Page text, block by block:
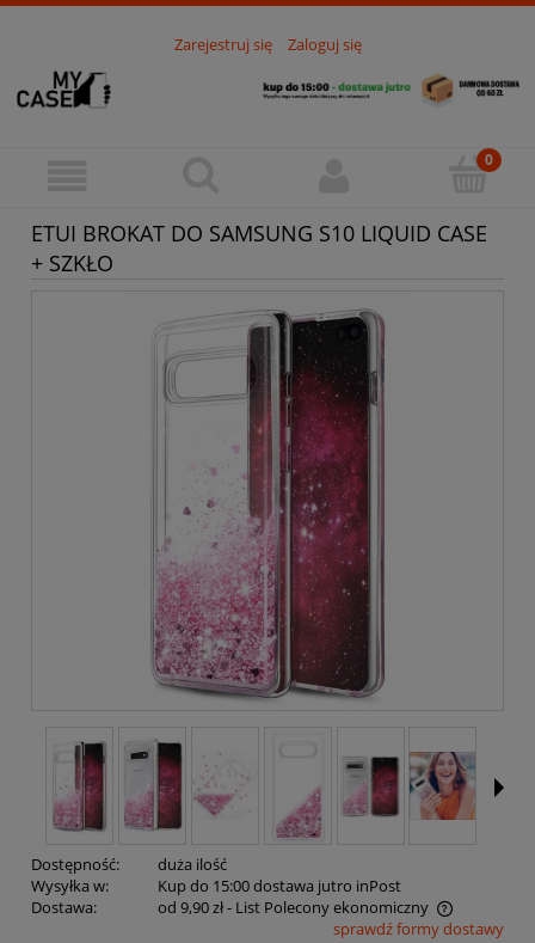
Zarejestruj się Zaloguj się
ETUI BROKAT DO SAMSUNG S10 LIQUID CASE
+ SZKŁO
Dostępność:
duża ilość
Wysyłka w:
Kup do 15:00 dostawa jutro inPost
Dostawa:
od 9,90 zł- List Polecony ekonomiczny
Cena nie zawiera ewentualnych kosztów płatnościsprawdź formy dostawy